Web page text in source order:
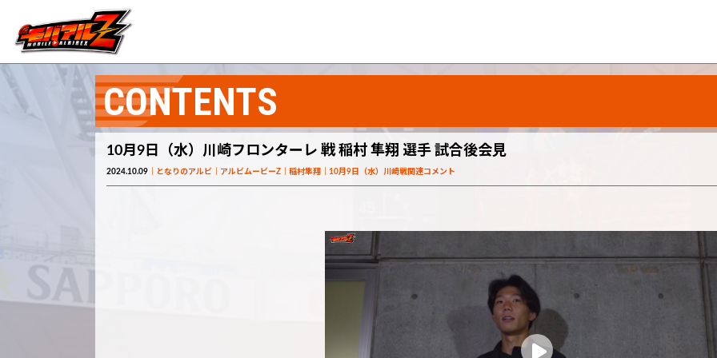
CONTENTS
10月9日（水）川崎フロンターレ 戦 稲村 隼翔 選手 試合後会見
2024.10.09 となりのアルビ アルビムービーZ 稲村隼翔 10月9日（水）川崎戦関連コメント